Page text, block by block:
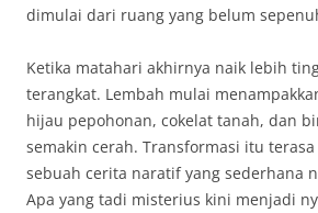
dimulai dari ruang yang belum
Ketika matahari akhirnya naik lebih
terangkat. Lembah mulai
hijau pepohonan, cokelat tanah, dan
semakin cerah. Transformasi itu
sebuah cerita naratif yang sederhana
Apa yang tadi misterius kini menjadi